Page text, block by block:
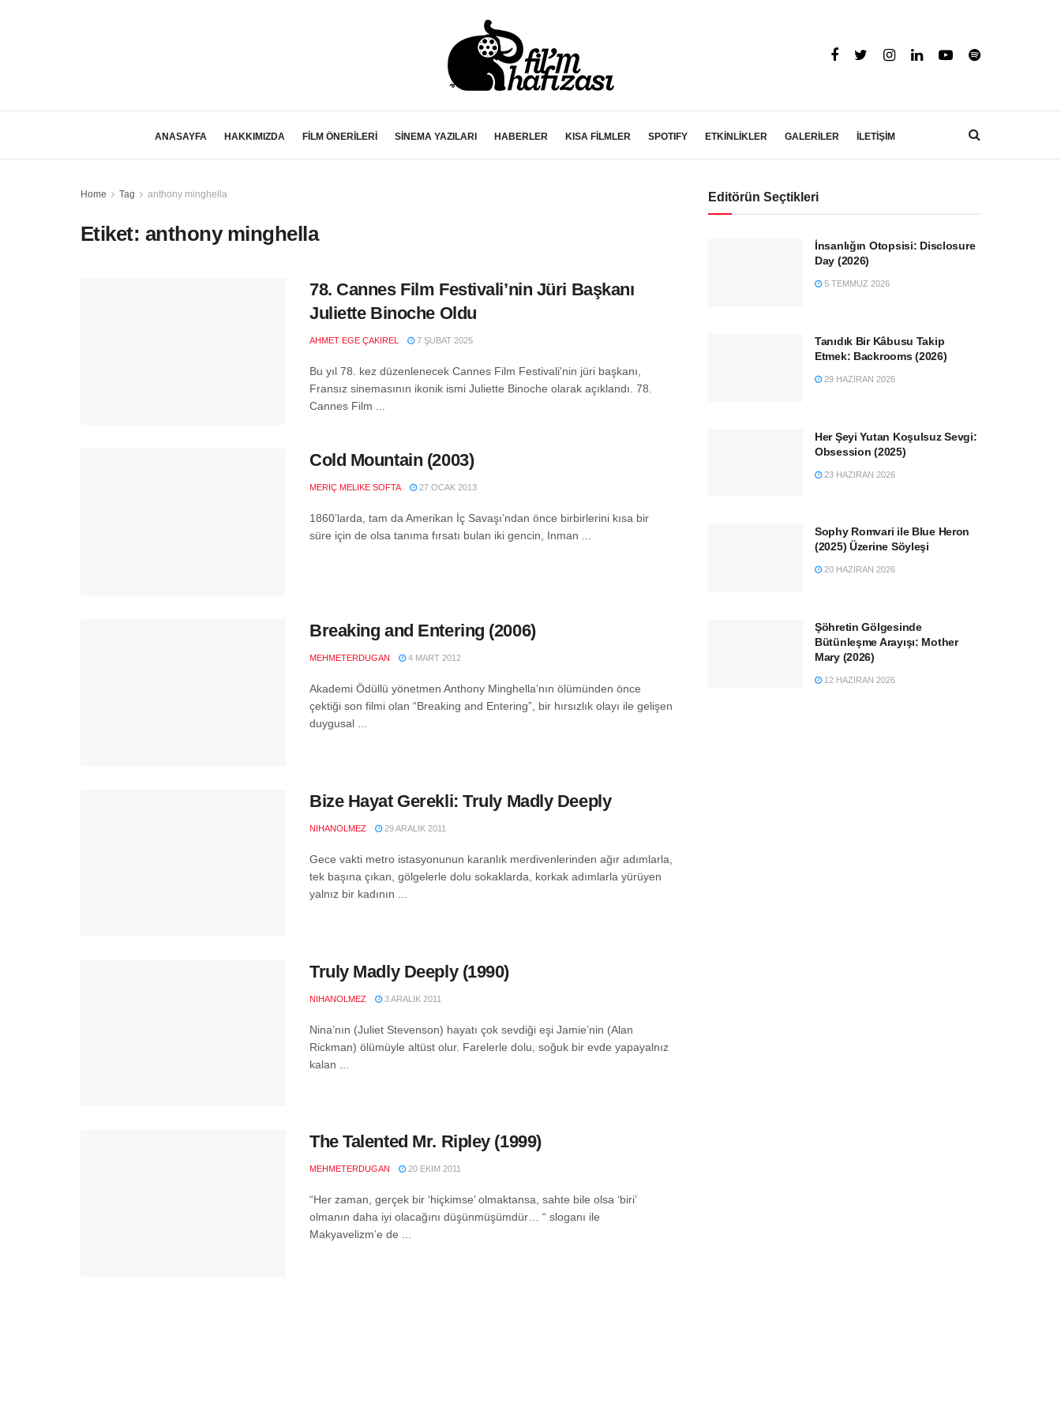
ANASAYFA HAKKIMIZDA FİLM ÖNERİLERİ SİNEMA YAZILARI HABERLER KISA FİLMLER SPOTIFY ETKİNLİKLER GALERİLER İLETİŞİM
Home Tag anthony minghella
Etiket: anthony minghella
78. Cannes Film Festivali’nin Jüri Başkanı
Juliette Binoche Oldu
AHMET EGE ÇAKIREL 7 ŞUBAT 2025
Bu yıl 78. kez düzenlenecek Cannes Film Festivali'nin jüri başkanı,
Fransız sinemasının ikonik ismi Juliette Binoche olarak açıklandı. 78.
Cannes Film ...
Cold Mountain (2003)
MERIÇ MELIKE SOFTA 27 OCAK 2013
1860’larda, tam da Amerikan İç Savaşı’ndan önce birbirlerini kısa bir
süre için de olsa tanıma fırsatı bulan iki gencin, Inman ...
Breaking and Entering (2006)
MEHMETERDUGAN 4 MART 2012
Akademi Ödüllü yönetmen Anthony Minghella’nın ölümünden önce
çektiği son filmi olan “Breaking and Entering”, bir hırsızlık olayı ile gelişen
duygusal ...
Bize Hayat Gerekli: Truly Madly Deeply
NIHANOLMEZ 29 ARALIK 2011
Gece vakti metro istasyonunun karanlık merdivenlerinden ağır adımlarla,
tek başına çıkan, gölgelerle dolu sokaklarda, korkak adımlarla yürüyen
yalnız bir kadının ...
Truly Madly Deeply (1990)
NIHANOLMEZ 3 ARALIK 2011
Nina’nın (Juliet Stevenson) hayatı çok sevdiği eşi Jamie’nin (Alan
Rickman) ölümüyle altüst olur. Farelerle dolu, soğuk bir evde yapayalnız
kalan ...
The Talented Mr. Ripley (1999)
MEHMETERDUGAN 20 EKIM 2011
“Her zaman, gerçek bir ‘hiçkimse’ olmaktansa, sahte bile olsa ‘biri’
olmanın daha iyi olacağını düşünmüşümdür… “ sloganı ile
Makyavelizm’e de ...
Editörün Seçtikleri
İnsanlığın Otopsisi: Disclosure
Day (2026)
5 TEMMUZ 2026
Tanıdık Bir Kâbusu Takip
Etmek: Backrooms (2026)
29 HAZIRAN 2026
Her Şeyi Yutan Koşulsuz Sevgi:
Obsession (2025)
23 HAZIRAN 2026
Sophy Romvari ile Blue Heron
(2025) Üzerine Söyleşi
20 HAZIRAN 2026
Şöhretin Gölgesinde
Bütünleşme Arayışı: Mother
Mary (2026)
12 HAZIRAN 2026